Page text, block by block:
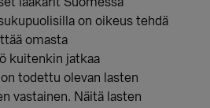
silla on oikeus tehdä
omasta
kuitenkin jatkaa
todettu olevan lasten
vastainen. Näitä lasten